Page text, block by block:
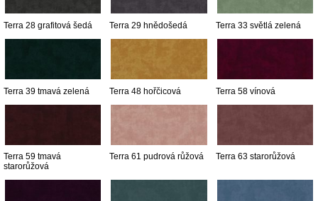
Terra 28 grafitová šedá Terra 29 hnědošedá Terra 33 světlá zelená
Terra 39 tmavá zelená Terra 48 hořčicová Terra 58 vínová
Terra 59 tmavá
starorůžová
Terra 61 pudrová růžová Terra 63 starorůžová